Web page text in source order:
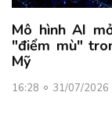
Mô hình AI
"điểm mù"
Mỹ
16:28 31/07/2026